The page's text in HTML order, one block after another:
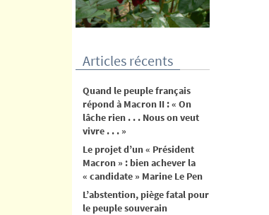
Articles récents
Quand le peuple français
répond à Macron II : « On
lâche rien . . . Nous on veut
vivre . . . »
Le projet d’un « Président
Macron » : bien achever la
« candidate » Marine Le Pen
L’abstention, piège fatal pour
le peuple souverain